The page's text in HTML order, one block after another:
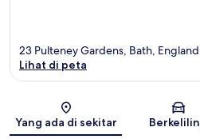
Peta
23 Pulteney Gardens, Bath,
Lihat di peta
Yang ada di sekitar